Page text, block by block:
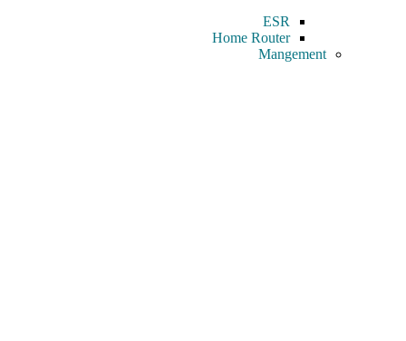
ESR
Home Router
Mangement